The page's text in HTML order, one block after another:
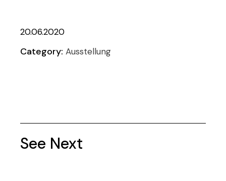
20.06.2020
Category: Ausstellung
See Next